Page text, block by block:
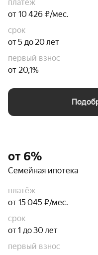
платёж
от 10 426 ₽/мес.
срок
от 5 до 20 лет
первый взнос
от 20,1%
от 6%
Семейная ипотека
платёж
от 15 045 ₽/мес.
срок
от 1 до 30 лет
первый взнос